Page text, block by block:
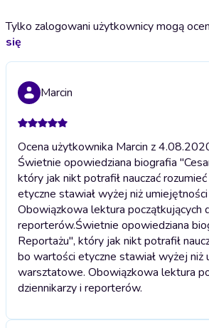
Tylko zalogowani użytkownicy mogą
się
Marcin
Ocena użytkownika Marcin z
Świetnie opowiedziana biografia
który jak nikt potrafił nauczać
etyczne stawiał wyżej niż
Obowiązkowa lektura początkujących
reporterów.Świetnie opowiedziana
Reportażu", który jak nikt potrafił
bo wartości etyczne stawiał wyżej niż
warsztatowe. Obowiązkowa lektura
dziennikarzy i reporterów.